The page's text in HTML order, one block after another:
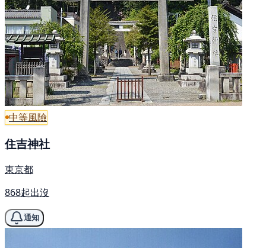
中等風險
住吉神社
東京都
868起出沒
通知